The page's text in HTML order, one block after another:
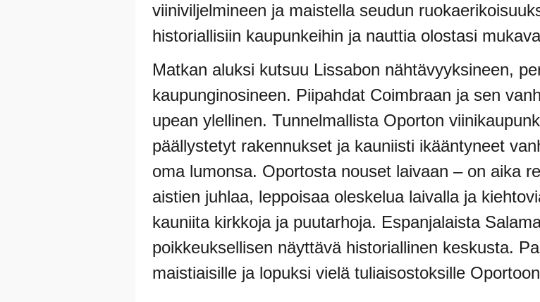
viiniviljelmineen ja maistella seudun
historiallisiin kaupunkeihin ja nauttia olostasi
Matkan aluksi kutsuu Lissabon nähtävyyksineen,
kaupunginosineen. Piipahdat Coimbraan ja sen
upean ylellinen. Tunnelmallista Oporton
päällystetyt rakennukset ja kauniisti ikääntyneet
oma lumonsa. Oportosta nouset laivaan – on aika
aistien juhlaa, leppoisaa oleskelua laivalla ja
kauniita kirkkoja ja puutarhoja. Espanjalaista
poikkeuksellisen näyttävä historiallinen keskusta.
maistiaisille ja lopuksi vielä tuliaisostoksille